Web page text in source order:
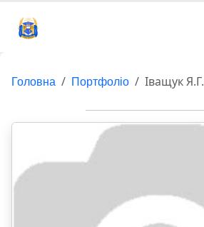
Головна Портфоліо Іващук Я.Г.